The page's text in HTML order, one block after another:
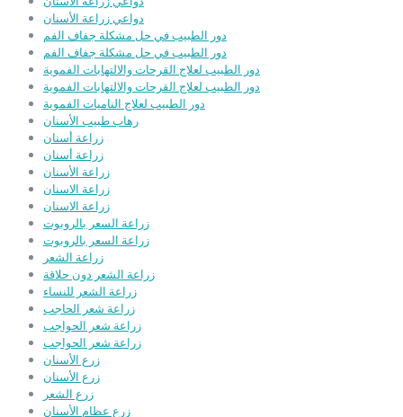
دواعي زراعة الأسنان
دور الطبيب في حل مشكلة جفاف الفم
دور الطبيب في حل مشكلة جفاف الفم
دور الطبيب لعلاج القرحات والالتهابات الفموية
دور الطبيب لعلاج القرحات والالتهابات الفموية
دور الطبيب لعلاج الناميات الفموية
رهاب طبيب الأسنان
زراعة أسنان
زراعة أسنان
زراعة الأسنان
زراعة الاسنان
زراعة الاسنان
زراعة السعر بالروبوت
زراعة السعر بالروبوت
زراعة الشعر
زراعة الشعر دون حلاقة
زراعة الشعر للنساء
زراعة شعر الحاجب
زراعة شعر الحواجب
زراعة شعر الحواجب
زرع الأسنان
زرع الأسنان
زرع الشعر
زرع عظام الأسنان